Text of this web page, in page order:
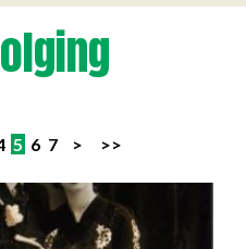
5 6 7 > >>